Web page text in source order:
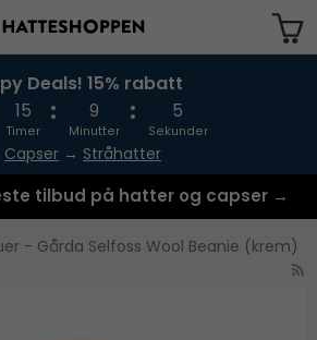
har blitt lagt til i handlekurven
Deals! 15% rabatt
15
Timer
9
Minutter
5
Sekunder
Capser → Stråhatter
tilbud på hatter og capser →
- Gårda Selfoss Wool Beanie (krem)